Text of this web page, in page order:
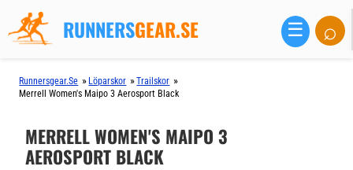
RUNNERSGEAR.SE ☰ ⌕
Runnersgear.se » Löparskor »Trailskor »
Merrell Women's Maipo 3 Aerosport Black
MERRELL WOMEN'S MAIPO 3
AEROSPORT BLACK